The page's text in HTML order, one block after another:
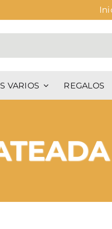
VARIOS REGALOS